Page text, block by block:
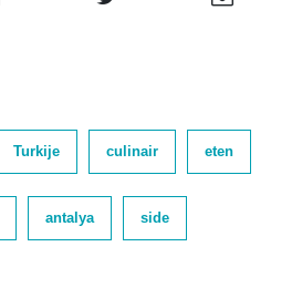
Turkije culinair eten
antalya side